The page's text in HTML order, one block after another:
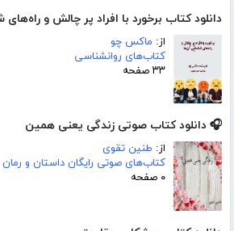
دانلود کتاب برخورد با افراد پر چالش و
از: ماکس چو
کتاب‌های روانشناسی
۳۳ صفحه
🎧 دانلود کتاب صوتی زندگی یعنی همین
از: طنین تقوی
کتاب‌های صوتی رایگان داستان و رمان
۰ صفحه